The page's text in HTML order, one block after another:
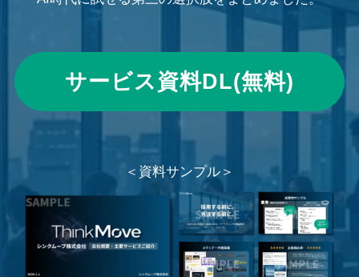
サービス資料DL(無料)
＜資料サンプル＞